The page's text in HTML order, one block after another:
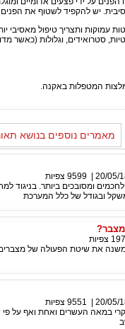
יש להקפיד לשטוף את
עמוקות ותצריך טיפול
סטרואידים, וגלולות
המטפלות באקנה.
מאמרים נוספים בנושא
20/05/
9599 צפיות
ומסובכים ביותר. בניגוד
ובגודל של כלל המערכת
צפיות
את שיטת הפעולה של
20/05/
9551 צפיות
במאה העשרים ואחת ואף על